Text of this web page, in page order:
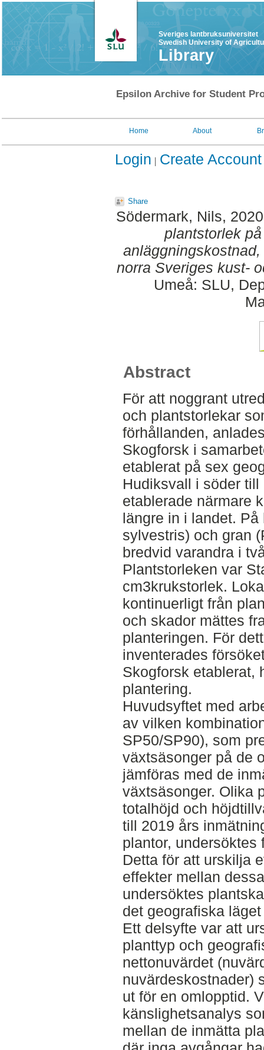
Sveriges lantbruksuniversitet
Swedish University of
Library
Epsilon Archive for Student
Home About
Login Create Account
Share
Södermark, Nils,
plantstorlek
norra Sveriges kust-
Umeå: SLU,
Abstract
För att noggrant
och plantstorlekar
förhållanden,
Skogforsk i
etablerat på sex
Hudiksvall i söder
etablerade närmare
längre in i landet.
sylvestris) och gran
bredvid varandra i
Plantstorleken var
cm3krukstorlek.
kontinuerligt från
och skador mättes
planteringen. För
inventerades
Skogforsk etablerat,
plantering.
Huvudsyftet med
av vilken
SP50/SP90), som
växtsäsonger på de
jämföras med de
växtsäsonger. Olika
totalhöjd och
till 2019 års
plantor, undersöktes
Detta för att urskilja
effekter mellan
undersöktes
det geografiska
Ett delsyfte var att
planttyp och
nettonuvärdet
nuvärdeskostnader)
ut för en omlopptid.
känslighetsanalys
mellan de inmätta